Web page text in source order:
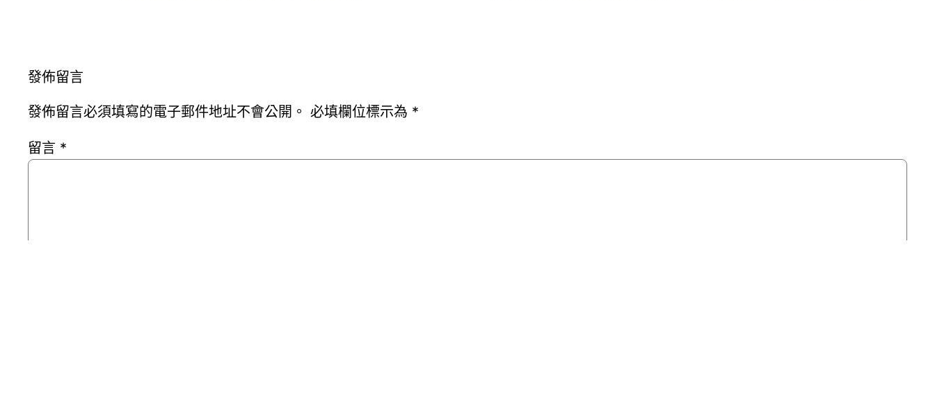
發佈留言
發佈留言必須填寫的電子郵件地址不會公開。 必填欄位標示為 *
留言 *